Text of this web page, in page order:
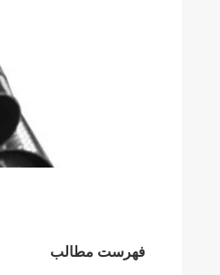
فهرست مطالب